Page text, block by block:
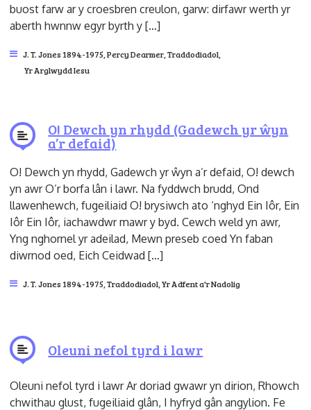
buost farw ar y croesbren creulon, garw: dirfawr werth yr
aberth hwnnw egyr byrth y […]
J. T. Jones 1894-1975 Percy Dearmer Traddodiadol
Yr Arglwydd Iesu
O! Dewch yn rhydd (Gadewch yr ŵyn
a’r defaid)
O! Dewch yn rhydd, Gadewch yr ŵyn a’r defaid, O! dewch
yn awr O’r borfa lân i lawr. Na fyddwch brudd, Ond
llawenhewch, fugeiliaid O! brysiwch ato ‘nghyd Ein Iôr, Ein
Iôr Ein Iôr, iachawdwr mawr y byd. Cewch weld yn awr,
Yng nghornel yr adeilad, Mewn preseb coed Yn faban
diwrnod oed, Eich Ceidwad […]
J. T. Jones 1894-1975 Traddodiadol Yr Adfent a'r Nadolig
Oleuni nefol tyrd i lawr
Oleuni nefol tyrd i lawr Ar doriad gwawr yn dirion, Rhowch
chwithau glust, fugeiliaid glân, I hyfryd gân angylion. Fe